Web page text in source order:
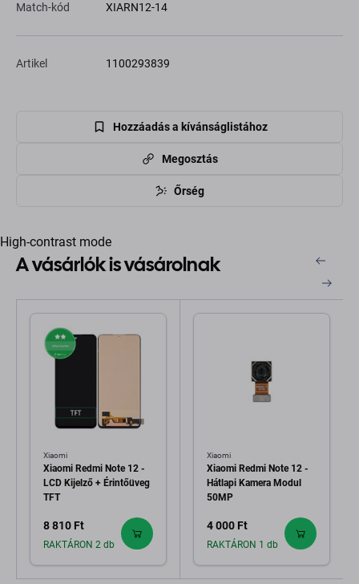
Match-kód XIARN12-14
Artikel 1100293839
Hozzáadás a kívánságlistához
Megosztás
Őrség
High-contrast mode
A vásárlók is vásárolnak
Xiaomi
Xiaomi Redmi Note 12 -
LCD Kijelző + Érintőüveg
TFT
8 810 Ft
RAKTÁRON 2 db
Xiaomi
Xiaomi Redmi Note 12 -
Hátlapi Kamera Modul
50MP
4 000 Ft
RAKTÁRON 1 db